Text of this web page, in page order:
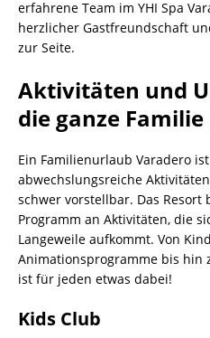
erfahrene Team im YHI Spa
herzlicher Gastfreundschaft
zur Seite.
Aktivitäten und
die ganze Familie
Ein Familienurlaub Varadero
abwechslungsreiche
schwer vorstellbar. Das
Programm an Aktivitäten, die
Langeweile aufkommt. Von
Animationsprogramme bis hin
ist für jeden etwas dabei!
Kids Club